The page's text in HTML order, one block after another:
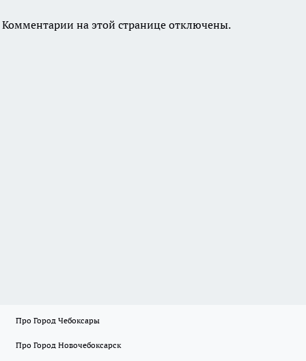
Комментарии на этой странице отключены.
Про Город Чебоксары
Про Город Новочебоксарск